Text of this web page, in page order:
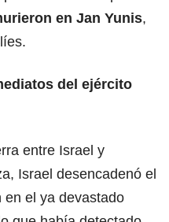
en Jan Yunis,
del ejército
entre Israel y
Israel desencadenó el
en el ya devastado